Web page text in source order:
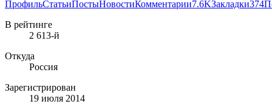
ПрофильСтатьиПостыНовостиКомментарии7.6KЗакладки374
В рейтинге
2 613-й
Откуда
Россия
Зарегистрирован
19 июля 2014